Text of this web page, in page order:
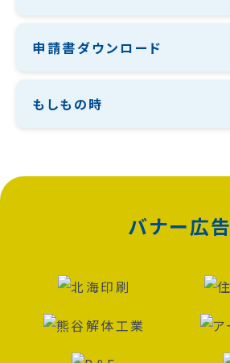
申請書ダウンロード
もしもの時
バナー広告